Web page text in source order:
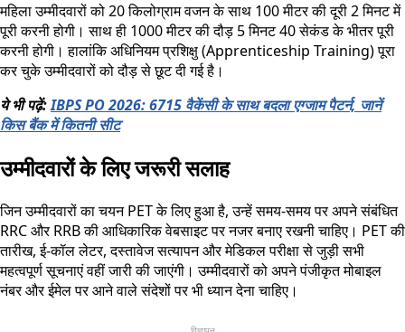
महिला उम्मीदवारों को 20 किलोग्राम वजन के साथ 100 मीटर की दूरी 2 मिनट में
पूरी करनी होगी। साथ ही 1000 मीटर की दौड़ 5 मिनट 40 सेकंड के भीतर पूरी
करनी होगी। हालांकि अधिनियम प्रशिक्षु (Apprenticeship Training) पूरा
कर चुके उम्मीदवारों को दौड़ से छूट दी गई है।
ये भी पढ़ें:IBPS PO 2026: 6715 वैकेंसी के साथ बदला एग्जाम पैटर्न, जानें
किस बैंक में कितनी सीट
उम्मीदवारों के लिए जरूरी सलाह
जिन उम्मीदवारों का चयन PET के लिए हुआ है, उन्हें समय-समय पर अपने संबंधित
RRC और RRB की आधिकारिक वेबसाइट पर नजर बनाए रखनी चाहिए। PET की
तारीख, ई-कॉल लेटर, दस्तावेज सत्यापन और मेडिकल परीक्षा से जुड़ी सभी
महत्वपूर्ण सूचनाएं वहीं जारी की जाएंगी। उम्मीदवारों को अपने पंजीकृत मोबाइल
नंबर और ईमेल पर आने वाले संदेशों पर भी ध्यान देना चाहिए।